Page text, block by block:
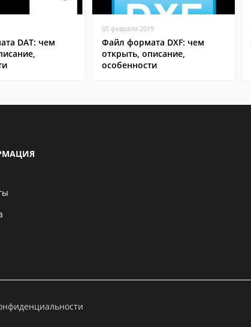
DAT: чем
05 февраля 2019
Файл формата DXF: чем
открыть, описание,
особенности